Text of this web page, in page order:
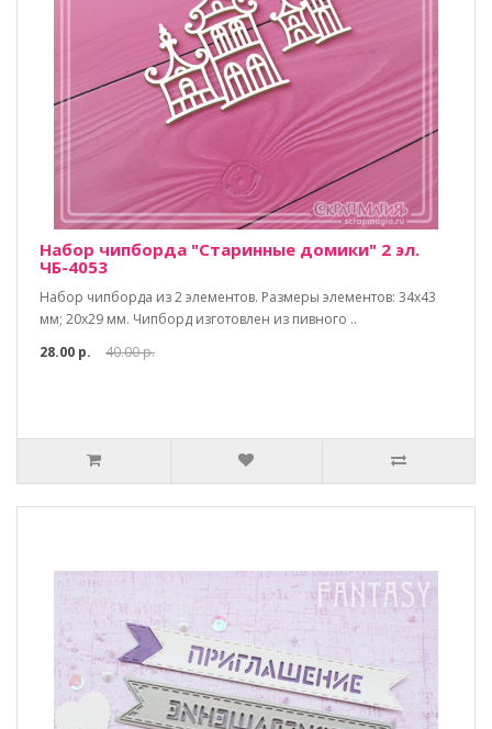
Набор чипборда "Старинные домики" 2 эл.
ЧБ-4053
Набор чипборда из 2 элементов. Размеры элементов: 34х43
мм; 20х29 мм. Чипборд изготовлен из пивного ..
28.00 р.
40.00 р.